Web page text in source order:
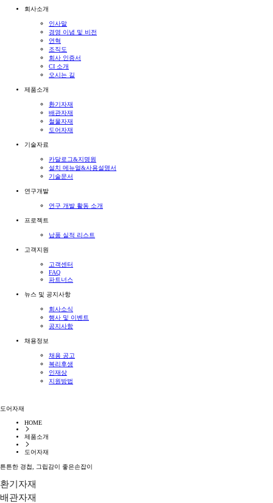
회사소개
인사말
경영 이념 및 비전
연혁
조직도
회사 인증서
CI 소개
오시는 길
제품소개
환기자재
배관자재
철물자재
도어자재
기술자료
카달로그&지명원
설치 메뉴얼&사용설명서
기술문서
연구개발
연구 개발 활동 소개
프로젝트
납품 실적 리스트
고객지원
고객센터
FAQ
파트너스
뉴스 및 공지사항
회사소식
행사 및 이벤트
공지사항
채용정보
채용 공고
복리후생
인재상
지원방법
도어자재
HOME
제품소개
도어자재
튼튼한 경첩 그립감이 좋은손잡이
환기자재
배관자재